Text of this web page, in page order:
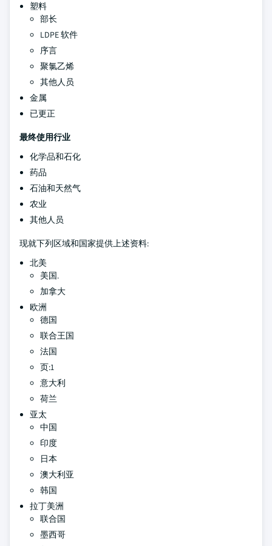
塑料
部长
LDPE 软件
序言
聚氯乙烯
其他人员
金属
已更正
最终使用行业
化学品和石化
药品
石油和天然气
农业
其他人员
现就下列区域和国家提供上述资料:
北美
美国.
加拿大
欧洲
德国
联合王国
法国
页:1
意大利
荷兰
亚太
中国
印度
日本
澳大利亚
韩国
拉丁美洲
联合国
墨西哥